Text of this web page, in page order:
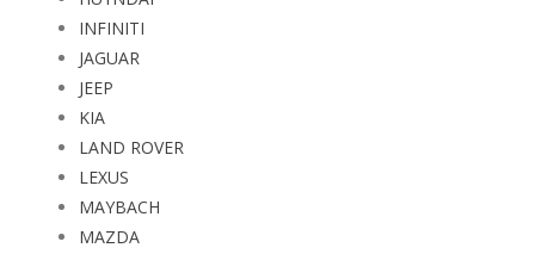
INFINITI
JAGUAR
JEEP
KIA
LAND ROVER
LEXUS
MAYBACH
MAZDA